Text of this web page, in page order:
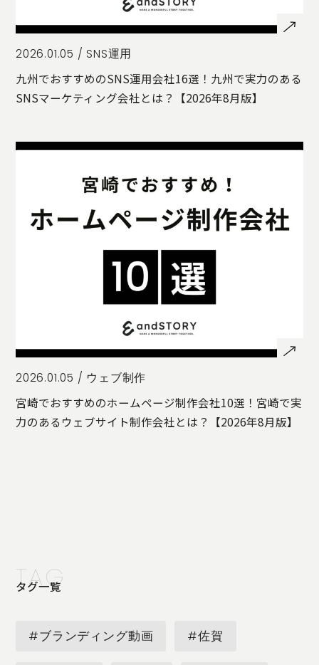
2026.01.05 / SNS運用
九州でおすすめのSNS運用会社16選！九州で実力のある
SNSマーケティング会社とは？【2026年8月版】
2026.01.05 / ウェブ制作
宮崎でおすすめのホームページ制作会社10選！宮崎で実
力のあるウェブサイト制作会社とは？【2026年8月版】
TAG
タグ一覧
#ブランディング動画 #佐賀